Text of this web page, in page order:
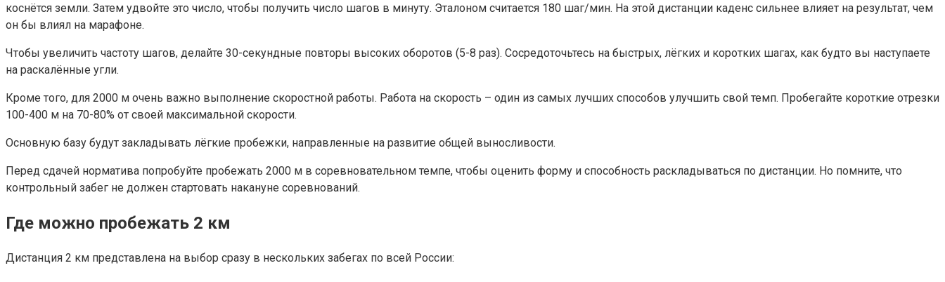
коснётся земли. Затем удвойте это число, чтобы получить число шагов в минуту. Эталоном считается 180 шаг/мин. На этой дистанции каденс сильнее влияет на результат, чем
он бы влиял на марафоне.
Чтобы увеличить частоту шагов, делайте 30-секундные повторы высоких оборотов (5-8 раз). Сосредоточьтесь на быстрых, лёгких и коротких шагах, как будто вы наступаете
на раскалённые угли.
Кроме того, для 2000 м очень важно выполнение скоростной работы. Работа на скорость – один из самых лучших способов улучшить свой темп. Пробегайте короткие отрезки
100-400 м на 70-80% от своей максимальной скорости.
Основную базу будут закладывать лёгкие пробежки, направленные на развитие общей выносливости.
Перед сдачей норматива попробуйте пробежать 2000 м в соревновательном темпе, чтобы оценить форму и способность раскладываться по дистанции. Но помните, что
контрольный забег не должен стартовать накануне соревнований.
Где можно пробежать 2 км
Дистанция 2 км представлена на выбор сразу в нескольких забегах по всей России: